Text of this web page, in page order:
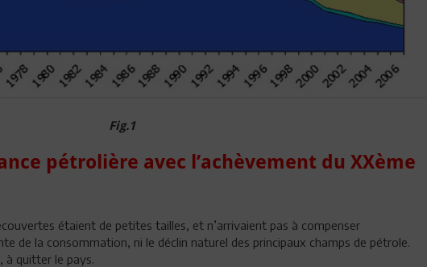
Fig.1
pétrolière avec l’achèvement du XXème
étaient de petites tailles, et n’arrivaient pas à compenser
de la consommation, ni le déclin naturel des principaux champs de pétrole.
à quitter le pays.